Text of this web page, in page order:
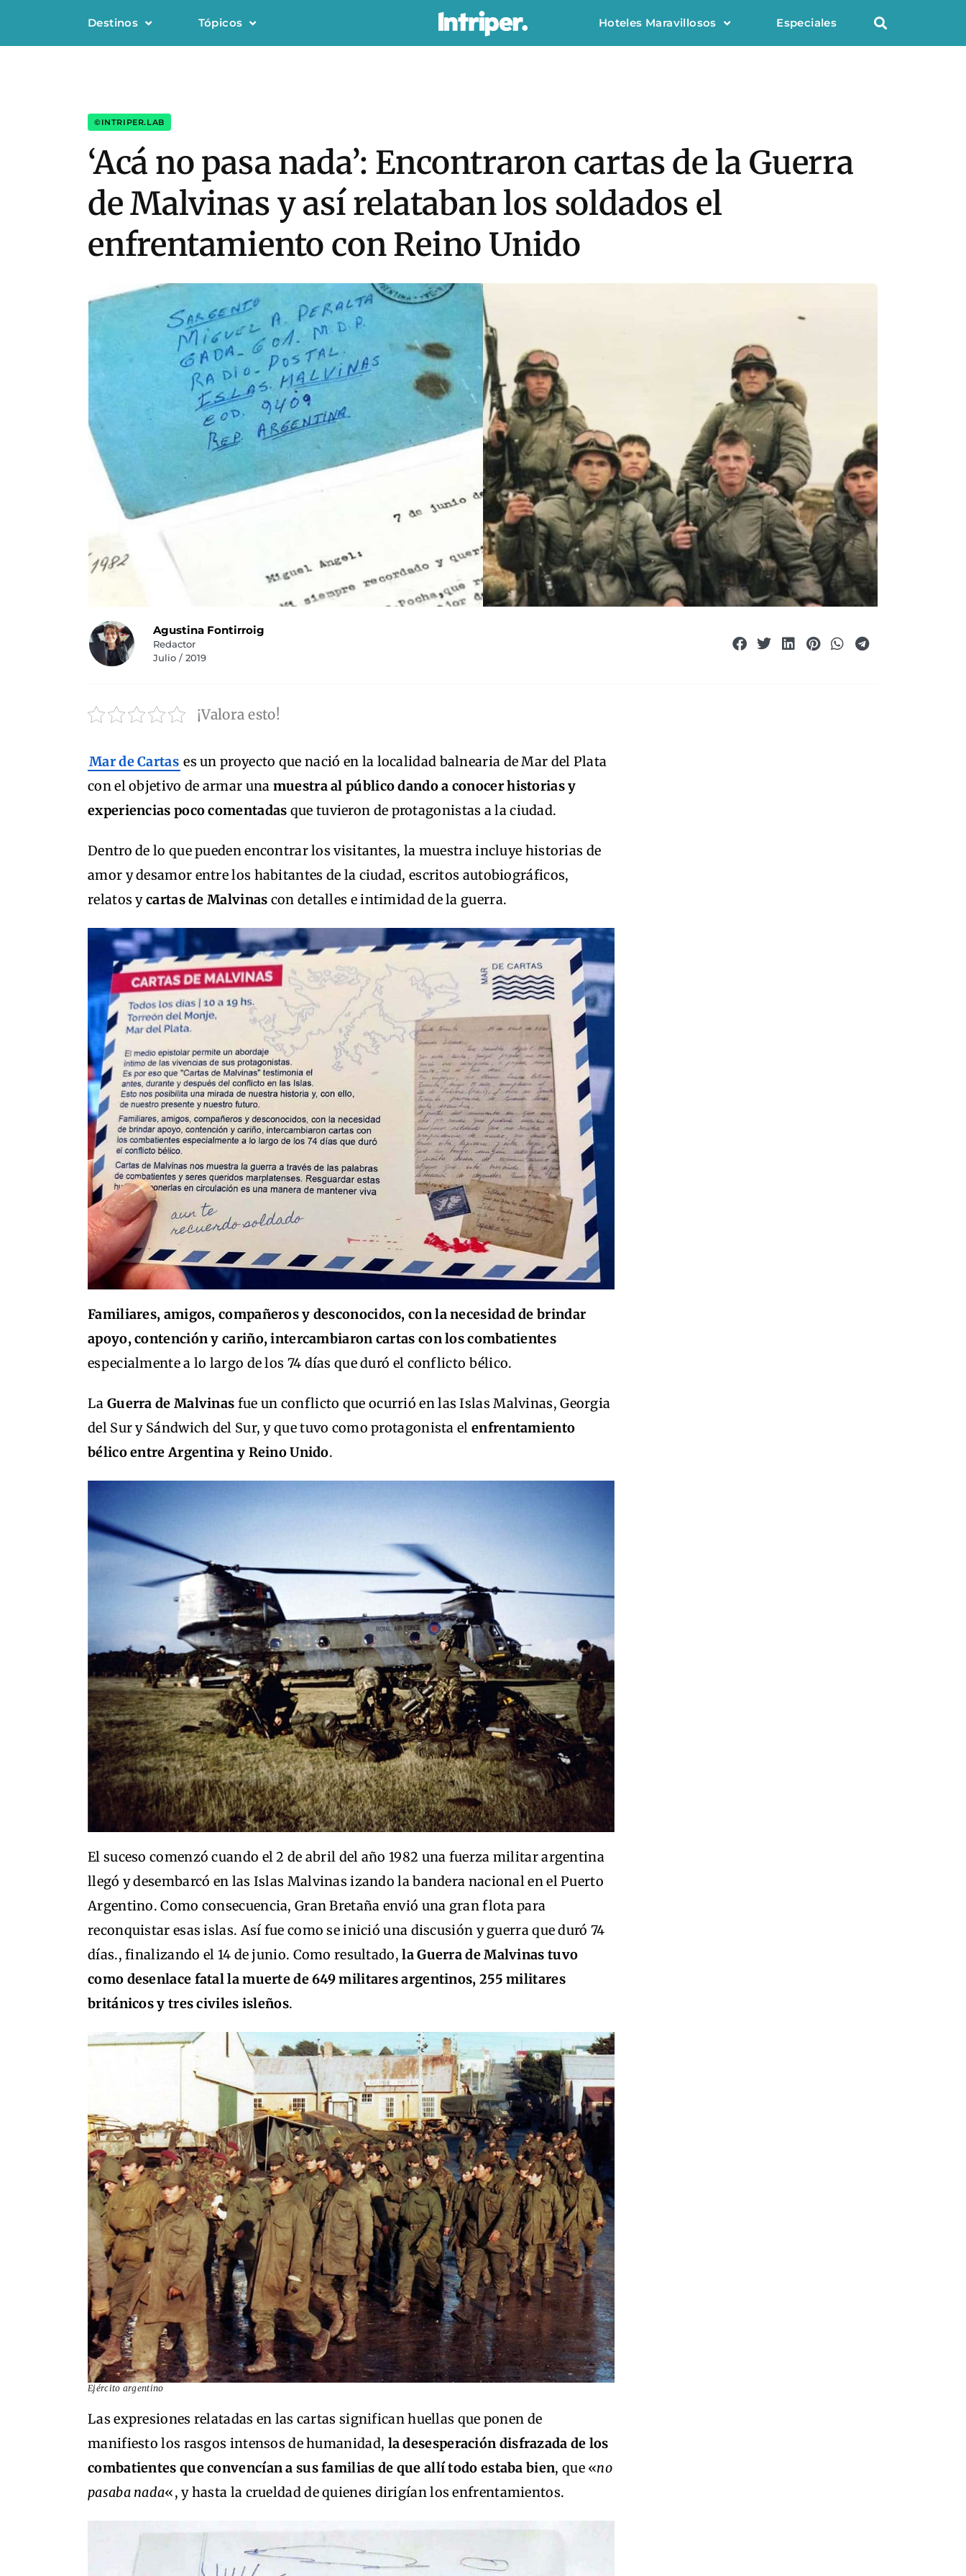
Destinos Tópicos Hoteles Maravillosos Especiales
©INTRIPER.LAB
‘Acá no pasa nada’: Encontraron cartas de la Guerra
de Malvinas y así relataban los soldados el
enfrentamiento con Reino Unido
Agustina Fontirroig
Redactor
Julio / 2019
¡Valora esto!
Mar de Cartas es un proyecto que nació en la localidad balnearia de Mar del Plata
con el objetivo de armar una muestra al público dando a conocer historias y
experiencias poco comentadas que tuvieron de protagonistas a la ciudad.
Dentro de lo que pueden encontrar los visitantes, la muestra incluye historias de
amor y desamor entre los habitantes de la ciudad, escritos autobiográficos,
relatos ycartas de Malvinas con detalles e intimidad de la guerra.
Familiares, amigos, compañeros y desconocidos, con la necesidad de brindar
apoyo, contención y cariño, intercambiaron cartas con los combatientes
especialmente a lo largo de los 74 días que duró el conflicto bélico.
La Guerra de Malvinas fue un conflicto que ocurrió en las Islas Malvinas, Georgia
del Sur y Sándwich del Sur, y que tuvo como protagonista el enfrentamiento
bélico entre Argentina y Reino Unido.
El suceso comenzó cuando el 2 de abril del año 1982 una fuerza militar argentina
llegó y desembarcó en las Islas Malvinas izando la bandera nacional en el Puerto
Argentino. Como consecuencia, Gran Bretaña envió una gran flota para
reconquistar esas islas. Así fue como se inició una discusión y guerra que duró 74
días., finalizando el 14 de junio. Como resultado, la Guerra de Malvinas tuvo
como desenlace fatal la muerte de 649 militares argentinos, 255 militares
británicos y tres civiles isleños.
Ejército argentino
Las expresiones relatadas en las cartas significan huellas que ponen de
manifiesto los rasgos intensos de humanidad, la desesperación disfrazada de los
combatientes que convencían a sus familias de que allí todo estaba bien, que «no
pasaba nada«, y hasta la crueldad de quienes dirigían los enfrentamientos.